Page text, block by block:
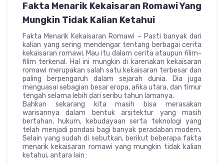
Fakta Menarik Kekaisaran Romawi Yang
Mungkin Tidak Kalian Ketahui
Fakta Menarik Kekaisaran Romawi – Pasti banyak dari
kalian yang sering mendengar tentang berbagai cerita
kekaisaran romawi. Mau itu dalam cerita ataupun filim-
filim terkenal. Hal ini mungkin di karenakan kekaisaran
romawi merupakan salah satu kekaisaran terbesar dan
paling berpengaruh dalam sejarah dunia. Dia juga
menguasai sebagian besar eropa, afika utara, dan timur
tengah selama lebih dari seribu tahun lamanya.
Bahkan sekarang kita masih bisa merasakan
warisannya dalam bentuk arsitektur yang masih
bertahan, hukum, kebudayaan serta teknologi yang
telah menjadi pondasi bagi banyak peradaban modern.
Selain yang sudah di sebutkan, berikut beberapa fakta
menarik kekaisaran romawi yang mungkin tidak kalian
ketahui, antara lain :